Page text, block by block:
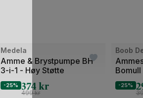
Bilde
av
2
Medela
Amme & Brystpumpe BH
3-i-1 - Høy Støtte
-25% 374kr
499kr
Bilde
av
Boob
Bomull
Top
-25%